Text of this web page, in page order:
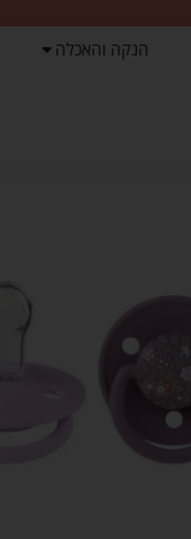
הנקה והאכלה